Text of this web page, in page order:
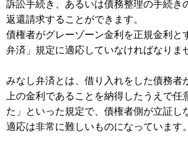
訴訟手続き、あるいは債務整理の手続き
返還請求することができます。
債権者がグレーゾーン金利を正規金利と
弁済」規定に適応していなければなりま
みなし弁済とは、借り入れをした債務者
上の金利であることを納得したうえで任
た」といった規定で、債権者側が立証し
適応は非常に難しいものになっています。